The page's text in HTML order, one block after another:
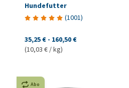
Hundefutter
(1001)
35,25 € - 160,50 €
(10,03 € / kg)
Abo